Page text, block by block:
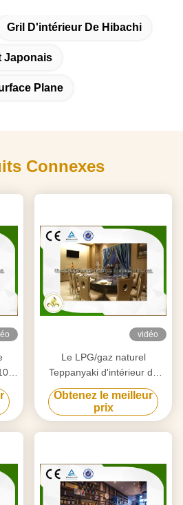
Gril D'intérieur De Hibachi
Japonais
Plane
Connexes
vidéo
Le LPG/gaz naturel
Teppanyaki d'intérieur de
canalisation grillent
l'équipement avec
l'extracteur d'air
Obtenez le meilleur
prix